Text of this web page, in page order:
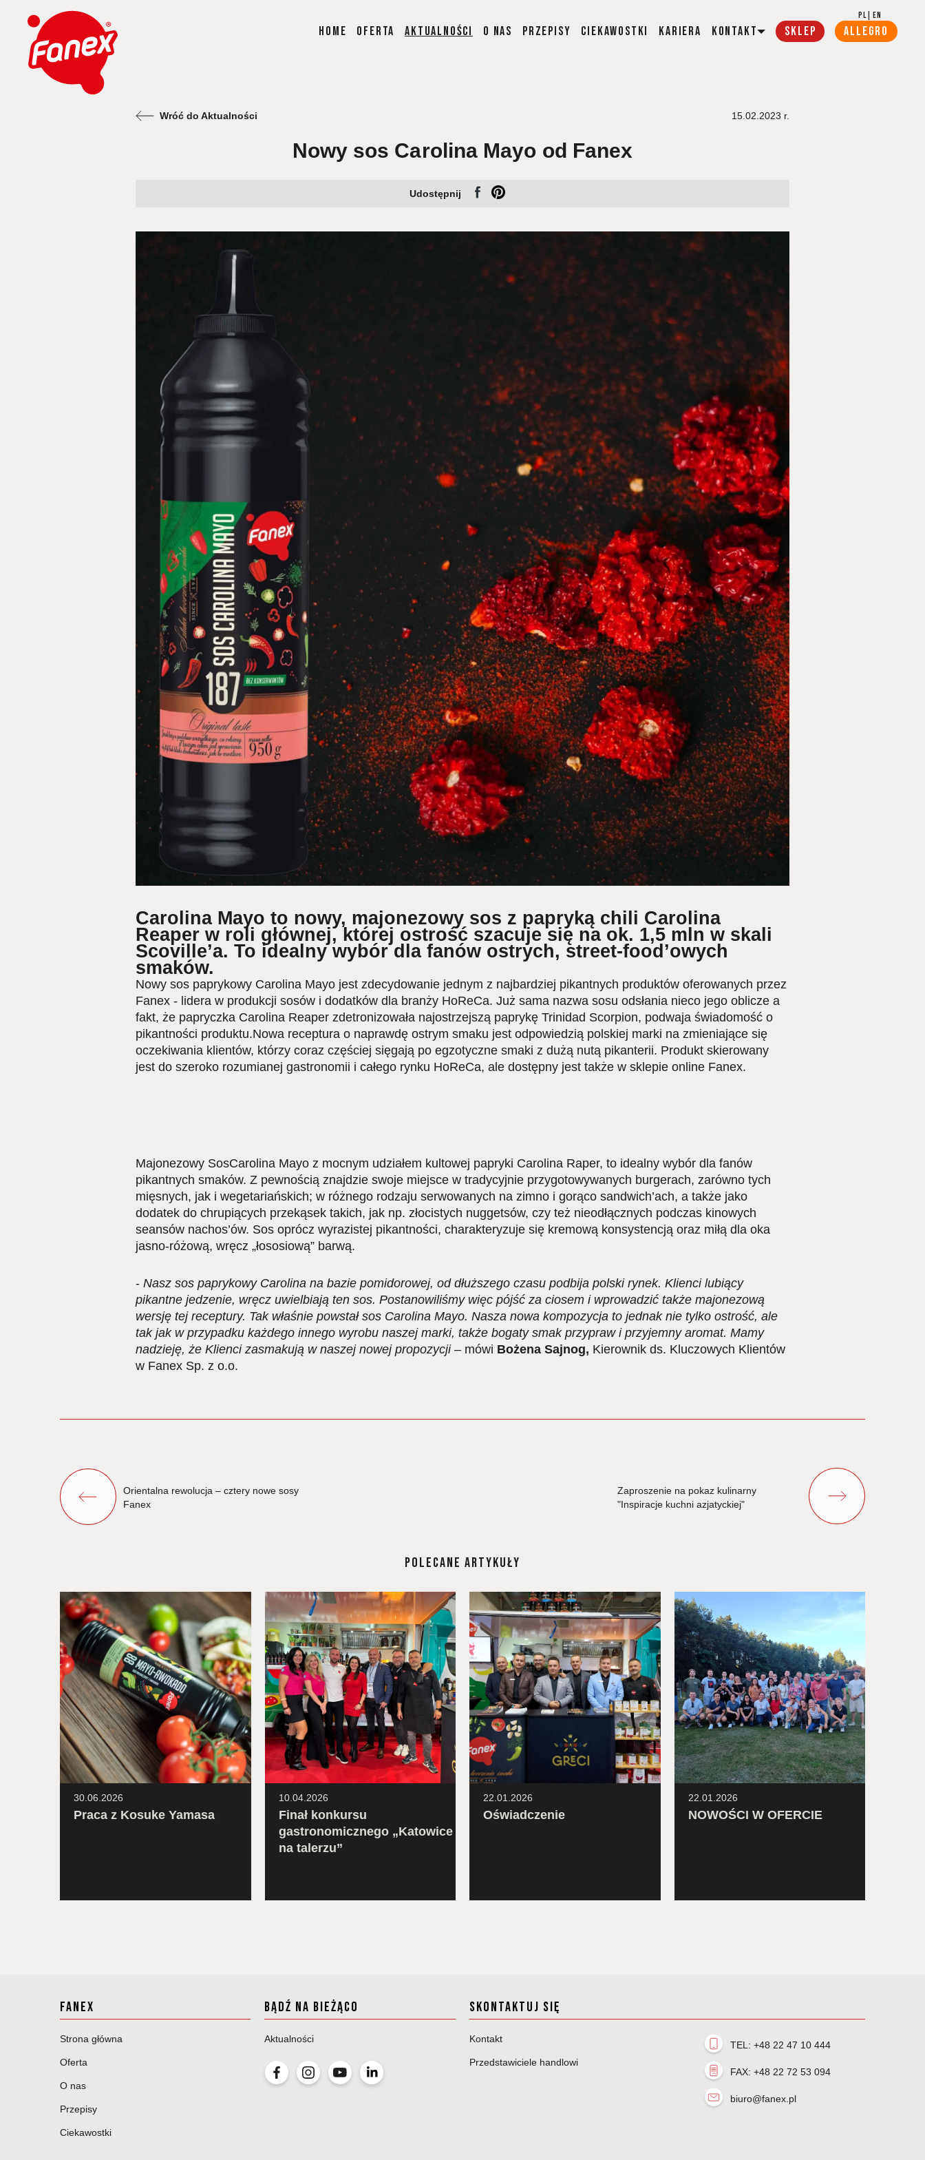
PL EN
Home Oferta Aktualności O nas Przepisy Ciekawostki Kariera Kontakt SKLEP ALLEGRO
Wróć do Aktualności 15.02.2023 r.
Nowy sos Carolina Mayo od Fanex
Udostępnij
Carolina Mayo to nowy, majonezowy sos z papryką chili Carolina
Reaper w roli głównej, której ostrość szacuje się na ok. 1,5 mln w skali
Scoville’a. To idealny wybór dla fanów ostrych, street-food’owych
smaków.
Nowy sos paprykowy Carolina Mayo jest zdecydowanie jednym z najbardziej pikantnych produktów oferowanych przez
Fanex - lidera w produkcji sosów i dodatków dla branży HoReCa. Już sama nazwa sosu odsłania nieco jego oblicze a
fakt, że papryczka Carolina Reaper zdetronizowała najostrzejszą paprykę Trinidad Scorpion, podwaja świadomość o
pikantności produktu.Nowa receptura o naprawdę ostrym smaku jest odpowiedzią polskiej marki na zmieniające się
oczekiwania klientów, którzy coraz częściej sięgają po egzotyczne smaki z dużą nutą pikanterii. Produkt skierowany
jest do szeroko rozumianej gastronomii i całego rynku HoReCa, ale dostępny jest także w sklepie online Fanex.
Majonezowy SosCarolina Mayo z mocnym udziałem kultowej papryki Carolina Raper, to idealny wybór dla fanów
pikantnych smaków. Z pewnością znajdzie swoje miejsce w tradycyjnie przygotowywanych burgerach, zarówno tych
mięsnych, jak i wegetariańskich; w różnego rodzaju serwowanych na zimno i gorąco sandwich’ach, a także jako
dodatek do chrupiących przekąsek takich, jak np. złocistych nuggetsów, czy też nieodłącznych podczas kinowych
seansów nachos’ów. Sos oprócz wyrazistej pikantności, charakteryzuje się kremową konsystencją oraz miłą dla oka
jasno-różową, wręcz „łososiową” barwą.
- Nasz sos paprykowy Carolina na bazie pomidorowej, od dłuższego czasu podbija polski rynek. Klienci lubiący
pikantne jedzenie, wręcz uwielbiają ten sos. Postanowiliśmy więc pójść za ciosem i wprowadzić także majonezową
wersję tej receptury. Tak właśnie powstał sos Carolina Mayo. Nasza nowa kompozycja to jednak nie tylko ostrość, ale
tak jak w przypadku każdego innego wyrobu naszej marki, także bogaty smak przypraw i przyjemny aromat. Mamy
nadzieję, że Klienci zasmakują w naszej nowej propozycji – mówi Bożena Sajnog, Kierownik ds. Kluczowych Klientów
w Fanex Sp. z o.o.
Orientalna rewolucja – cztery nowe sosy
Fanex
Zaproszenie na pokaz kulinarny
"Inspiracje kuchni azjatyckiej"
POLECANE ARTYKUŁY
30.06.2026
Praca z Kosuke Yamasa
10.04.2026
Finał konkursu
gastronomicznego „Katowice
na talerzu”
22.01.2026
Oświadczenie
22.01.2026
NOWOŚCI W OFERCIE
FANEX
Strona główna
Oferta
O nas
Przepisy
Ciekawostki
BĄDŹ NA BIEŻĄCO
Aktualności
SKONTAKTUJ SIĘ
Kontakt
Przedstawiciele handlowi
TEL: +48 22 47 10 444
FAX: +48 22 72 53 094
biuro@fanex.pl